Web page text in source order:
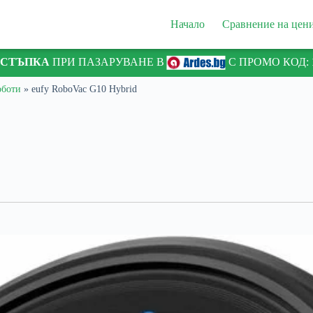
Начало Сравнение на
ПРИ ПАЗАРУВАНЕ В С ПРОМО КОД:
» eufy RoboVac G10 Hybrid